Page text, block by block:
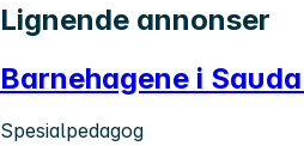
Lignende annonser
Barnehagene i
Spesialpedagog